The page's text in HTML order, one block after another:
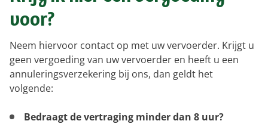
voor?
Neem hiervoor contact op met uw vervoerder. Krijgt u
geen vergoeding van uw vervoerder en heeft u een
annuleringsverzekering bij ons, dan geldt het
volgende:
Bedraagt de vertraging minder dan 8 uur?